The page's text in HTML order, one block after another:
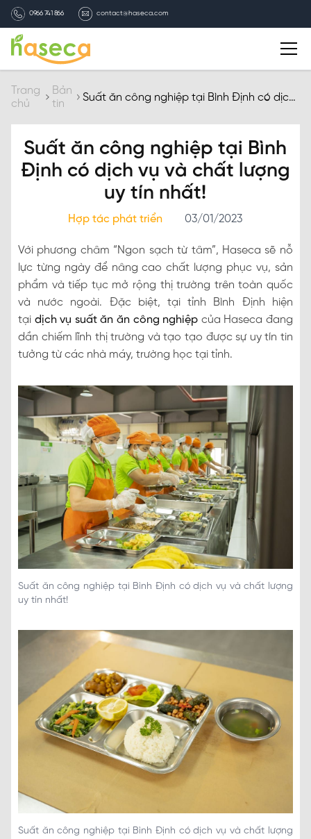
0966 741 866 contact@haseca.com
Giới thiệu
Chọn Haseca
Dịch vụ
Tuyển dụng
Liên hệ
Trang
chủ
Bản
tin
Suất ăn công nghiệp tại Bình Định có dịch
Suất ăn công nghiệp tại Bình
Định có dịch vụ và chất lượng
uy tín nhất!
Hợp tác phát triển 03/01/2023
Với phương châm “Ngon sạch từ tâm”, Haseca sẽ nỗ
lực từng ngày để nâng cao chất lượng phục vụ, sản
phẩm và tiếp tục mở rộng thị trường trên toàn quốc
và nước ngoài. Đặc biệt, tại tỉnh Bình Định hiện
tại dịch vụ suất ăn ăn công nghiệp của Haseca đang
dần chiếm lĩnh thị trường và tạo tạo được sự uy tín tin
tưởng từ các nhà máy, trường học tại tỉnh.
Suất ăn công nghiệp tại Bình Định có dịch vụ và chất lượng
uy tín nhất!
Suất ăn công nghiệp tại Bình Định có dịch vụ và chất lượng